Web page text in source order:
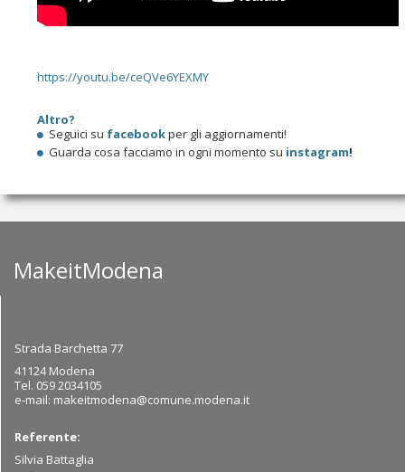
https://youtu.be/ceQVe6YEXMY
Altro?
Seguici su facebookper gli aggiornamenti!
Guarda cosa facciamo in ogni momento su instagram!
MakeitModena
Strada Barchetta 77
41124 Modena
Tel. 059 2034105
e-mail: makeitmodena@comune.modena.it
Referente:
Silvia Battaglia